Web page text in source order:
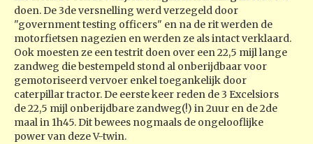
doen. De 3de versnelling werd verzegeld door
"government testing officers" en na de rit werden de
motorfietsen nagezien en werden ze als intact verklaard.
Ook moesten ze een testrit doen over een 22,5 mijl lange
zandweg die bestempeld stond al onberijdbaar voor
gemotoriseerd vervoer enkel toegankelijk door
caterpillar tractor. De eerste keer reden de 3 Excelsiors
de 22,5 mijl onberijdbare zandweg(!) in 2uur en de 2de
maal in 1h45. Dit bewees nogmaals de ongelooflijke
power van deze V-twin.